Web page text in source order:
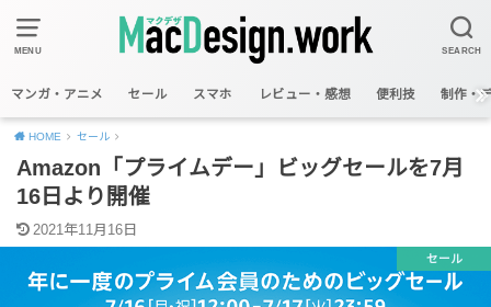
MENU SEARCH
マンガ・アニメ セール スマホ レビュー・感想 便利技 制作・
HOME セール
Amazon「プライムデー」ビッグセールを7月
16日より開催
2021年11月16日
セール